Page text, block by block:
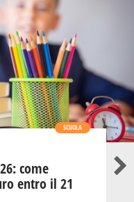
SCUOLA
come
entro il 21